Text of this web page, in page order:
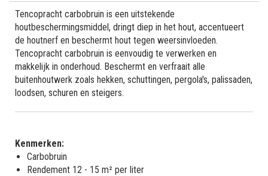
Tencopracht carbobruin is een uitstekende
houtbeschermingsmiddel, dringt diep in het hout, accentueert
de houtnerf en beschermt hout tegen weersinvloeden.
Tencopracht carbobruin is eenvoudig te verwerken en
makkelijk in onderhoud. Beschermt en verfraait alle
buitenhoutwerk zoals hekken, schuttingen, pergola's, palissaden,
loodsen, schuren en steigers.
Kenmerken:
Carbobruin
Rendement 12 - 15 m² per liter